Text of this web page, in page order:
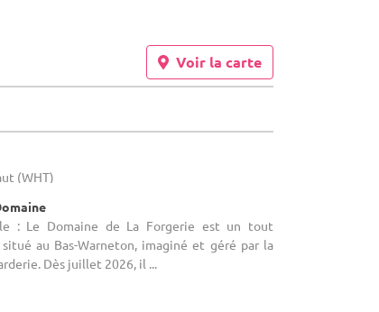
Voir la carte
(WHT)
: Le Domaine de La Forgerie est un tout
au Bas-Warneton, imaginé et géré par la
Dès juillet 2026, il ...